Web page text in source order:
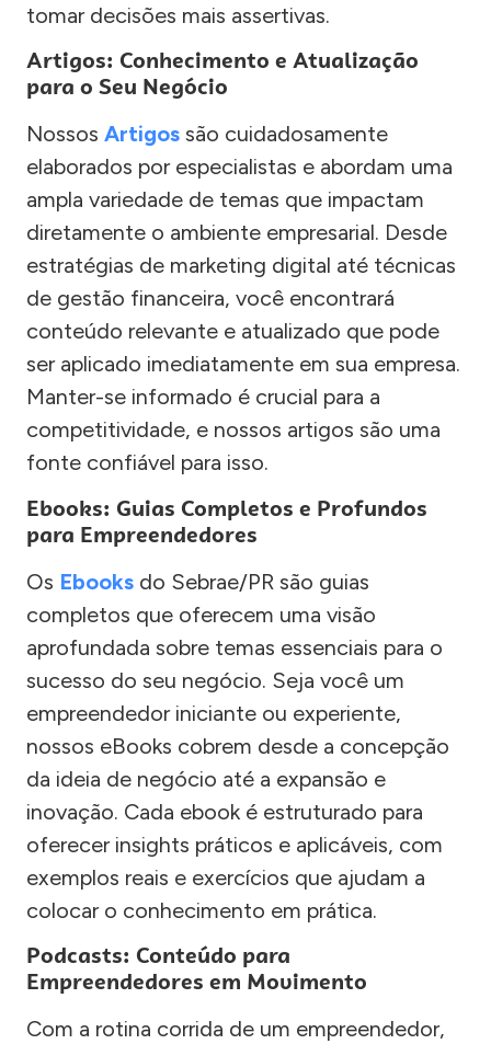
tomar decisões mais assertivas.
Artigos: Conhecimento e Atualização
para o Seu Negócio
Nossos Artigos são cuidadosamente
elaborados por especialistas e abordam uma
ampla variedade de temas que impactam
diretamente o ambiente empresarial. Desde
estratégias de marketing digital até técnicas
de gestão financeira, você encontrará
conteúdo relevante e atualizado que pode
ser aplicado imediatamente em sua empresa.
Manter-se informado é crucial para a
competitividade, e nossos artigos são uma
fonte confiável para isso.
Ebooks: Guias Completos e Profundos
para Empreendedores
Os Ebooks do Sebrae/PR são guias
completos que oferecem uma visão
aprofundada sobre temas essenciais para o
sucesso do seu negócio. Seja você um
empreendedor iniciante ou experiente,
nossos eBooks cobrem desde a concepção
da ideia de negócio até a expansão e
inovação. Cada ebook é estruturado para
oferecer insights práticos e aplicáveis, com
exemplos reais e exercícios que ajudam a
colocar o conhecimento em prática.
Podcasts: Conteúdo para
Empreendedores em Movimento
Com a rotina corrida de um empreendedor,